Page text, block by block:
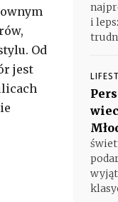
Od
jest
i